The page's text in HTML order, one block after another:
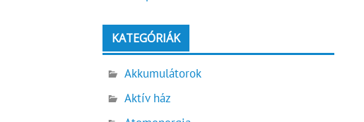
KATEGÓRIÁK
Akkumulátorok
Aktív ház